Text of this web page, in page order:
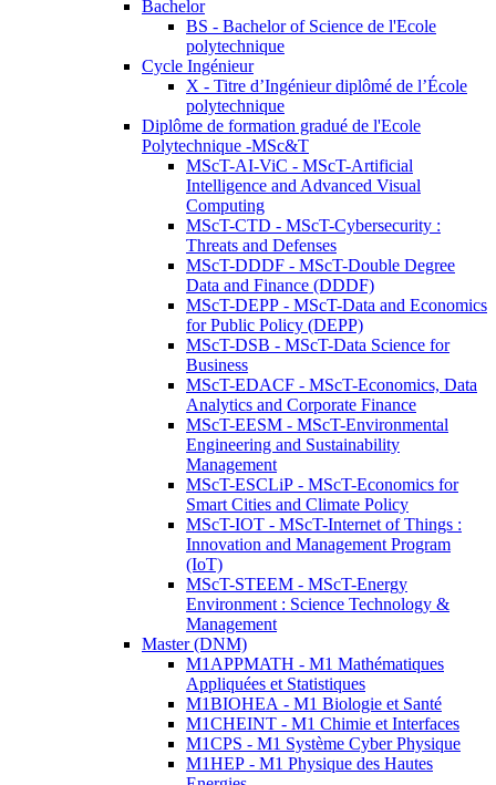
Bachelor
BS - Bachelor of Science de l'Ecole
polytechnique
Cycle Ingénieur
X - Titre d’Ingénieur diplômé de l’École
polytechnique
Diplôme de formation gradué de l'Ecole
Polytechnique -MSc&T
MScT-AI-ViC - MScT-Artificial
Intelligence and Advanced Visual
Computing
MScT-CTD - MScT-Cybersecurity :
Threats and Defenses
MScT-DDDF - MScT-Double Degree
Data and Finance (DDDF)
MScT-DEPP - MScT-Data and Economics
for Public Policy (DEPP)
MScT-DSB - MScT-Data Science for
Business
MScT-EDACF - MScT-Economics, Data
Analytics and Corporate Finance
MScT-EESM - MScT-Environmental
Engineering and Sustainability
Management
MScT-ESCLiP - MScT-Economics for
Smart Cities and Climate Policy
MScT-IOT - MScT-Internet of Things :
Innovation and Management Program
(IoT)
MScT-STEEM - MScT-Energy
Environment : Science Technology &
Management
Master (DNM)
M1APPMATH - M1 Mathématiques
Appliquées et Statistiques
M1BIOHEA - M1 Biologie et Santé
M1CHEINT - M1 Chimie et Interfaces
M1CPS - M1 Système Cyber Physique
M1HEP - M1 Physique des Hautes